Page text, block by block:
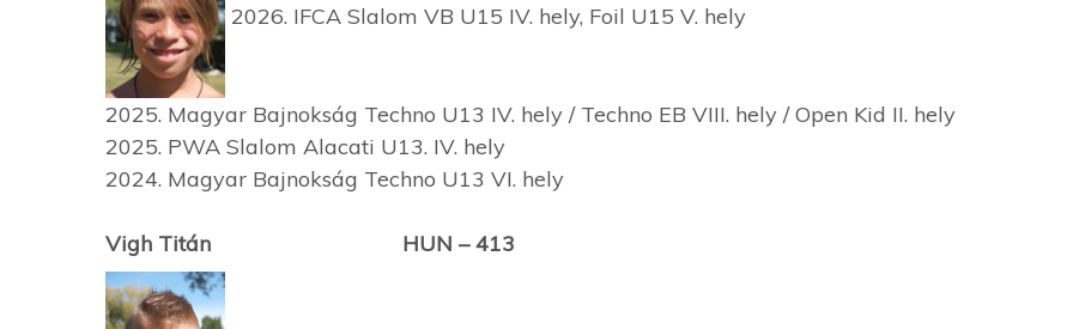
2026. IFCA Slalom VB U15 IV. hely, Foil U15 V. hely
2025. Magyar Bajnokság Techno U13 IV. hely / Techno EB VIII. hely / Open Kid II. hely
2025. PWA Slalom Alacati U13. IV. hely
2024. Magyar Bajnokság Techno U13 VI. hely
Vigh Titán HUN – 413